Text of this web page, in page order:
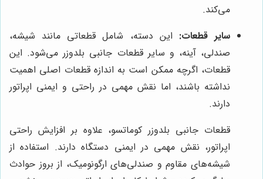
می‌کند.
سایر قطعات: این دسته، شامل قطعاتی مانند شیشه،
صندلی، آینه، و سایر قطعات جانبی بلدوزر می‌شود. این
قطعات، اگرچه ممکن است به اندازه قطعات اصلی اهمیت
نداشته باشند، اما نقش مهمی در راحتی و ایمنی اپراتور
دارند.
قطعات جانبی بلدوزر کوماتسو، علاوه بر افزایش راحتی
اپراتور، نقش مهمی در ایمنی دستگاه دارند. استفاده از
شیشه‌های مقاوم و صندلی‌های ارگونومیک، از بروز حوادث